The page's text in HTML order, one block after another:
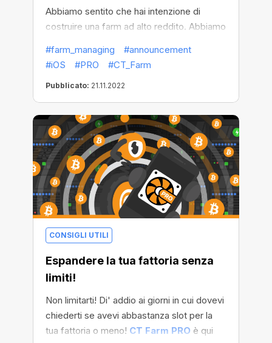
Abbiamo sentito che hai intenzione di
costruire una farm ad alto reddito. Abbiamo
maggiore velocità massima per CT Farm
PRO su iOS. È una sfida!
#farm_managing
#announcement
#iOS
#PRO #CT_Farm
Pubblicato: 21.11.2022
CONSIGLI UTILI
Espandere la tua fattoria senza
limiti!
Non limitarti! Di' addio ai giorni in cui dovevi
chiederti se avevi abbastanza slot per la
tua fattoria o meno! CT Farm PRO è qui